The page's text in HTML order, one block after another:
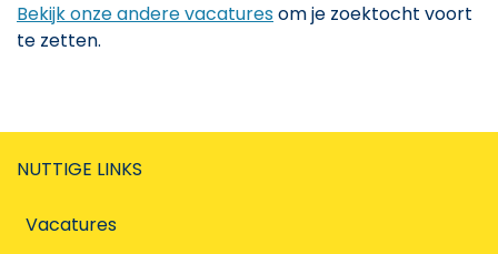
Bekijk onze andere vacaturesom je zoektocht voort
te zetten.
NUTTIGE LINKS
Vacatures